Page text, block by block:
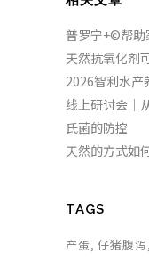
普罗宁+©帮助
天然抗氧化剂
2026智利水产
线上研讨会｜
氏菌的防控
天然的方式如
TAGS
产蛋 仔猪腹泻